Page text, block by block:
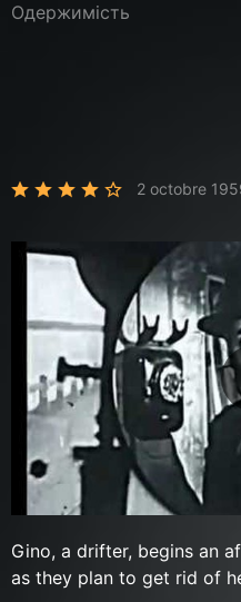
Одержимість
2 octobre
Gino, a drifter, begins an
as they plan to get rid of